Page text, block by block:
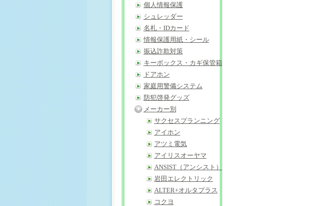
個人情報保護
シュレッダー
名札・IDカード
情報保護用紙・シール
振込詐欺対策
キーボックス・カギ保管箱
ドアホン
家庭用警備システム
防犯啓発グッズ
メーカー別
サクセスプランニング
アイホン
アツミ電気
アイリスオーヤマ
ANSIST（アンシスト）
岩田エレクトリック
ALTER+オルタプラス
コクヨ